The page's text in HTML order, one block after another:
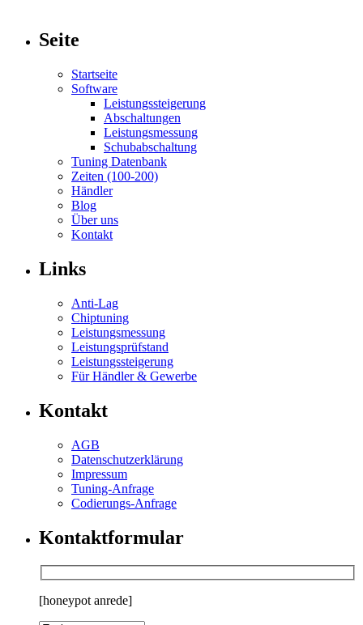
Seite
Startseite
Software
Leistungssteigerung
Abschaltungen
Leistungsmessung
Schubabschaltung
Tuning Datenbank
Zeiten (100-200)
Händler
Blog
Über uns
Kontakt
Links
Anti-Lag
Chiptuning
Leistungsmessung
Leistungsprüfstand
Leistungssteigerung
Für Händler & Gewerbe
Kontakt
AGB
Datenschutzerklärung
Impressum
Tuning-Anfrage
Codierungs-Anfrage
Kontaktformular
[honeypot anrede]